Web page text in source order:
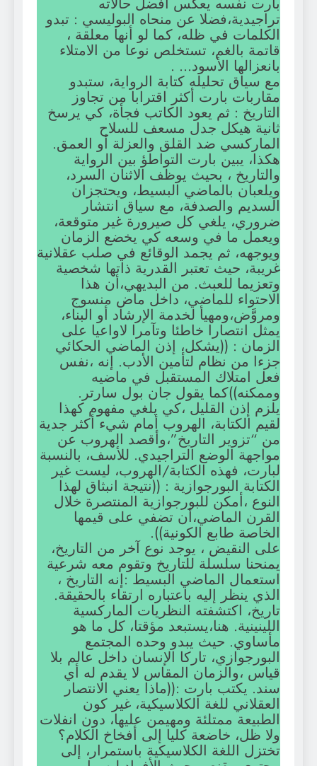
تراجيدية،فضلا عن منحاه البوليسي : تبدو
الكلمات في ظله، كما لو أنها معلقة ،
قاتمة بالغم، تستخلص نوعا من الامتلاء
بانعزالها الأسود… .
مع سياق تحليله كتابة الرواية، ستبدو
مقاربات بارت أكثر اقترابا من تجاوز
التاريخ : ثم يعود الكاتب فجأة، كي يرسخ
ثانية هيكل جدل مسعف للسلاح
الماركسي ضد القلق والعزلة أو العمق.
هكذا، يبين بارت التواطؤ بين الرواية
والتاريخ ، بحيث يوظف الاثنان السرد،
ويلعبان بالماضي البسيط، ويحتجزان
السديم والصدفة، مع سياق انتشار
ضروري، يلغي كل صيرورة غير متوقعة،
ويعمل ما في وسعه كي يخضع الزمان
ويوجهه، ثم يجمد الوقائع في صلب عقلانية
غريبة، حيث تعتبر القدرية ذاتها شخصية
وتعزيما للعبث. من البديهي،أن هذا
الاحتواء للماضي، داخل ماض منسوج
ومروَّض،ومهيأ لخدمة الإرشاد أو البناء،
يمثل انتصارا خاطئا وتآمرا لاواعيا على
الزمان : ((يشكل، إذن الماضي الحكائي
جزءا من نظام لتأمين الأدب. إنه ،نفس
فعل امتلاك المستقبل في ماضيه
وممكنه))كما يقول جان بول سارتر.
يلزم إذن القليل ،كي يلغي مفهوم كهذا
لقيم الكتابة، الهروب أمام شيء أكثر جدية
من “تزوير التاريخ”،وأقصد الهروب عن
مواجهة الوضع التراجيدي. للأسف، بالنسبة
لبارت، فهذه الكتابة/الهروب، ليست غير
الكتابة البورجوازية : ((نتيجة انبثاق لهذا
النوع ،أمكن للبورجوازية المنتصرة خلال
القرن الماضي،أن تضفي على قيمها
الخاصة طابع الكونية)).
على النقيض ، يوجد نوع آخر من التاريخ،
يمنحنا سلسلة للتاريخ وتقوم معه شرعية
استعمال الماضي البسيط :إنه التاريخ ،
الذي ينظر إليه باعتباره ارتقاء بالحقيقة.
تاريخ، اكتشفته النظريات الماركسية
اللينينية. هنا،يستبعد مؤقتا، كل ما هو
مأساوي. حيث يبدو وحده المجتمع
البورجوازي، تاركا الإنسان داخل عالم بلا
قياس ،والزمان المقاس لا يقدم له أي
سند. يكتب بارت :((ماذا يعني الانتصار
العقلاني للغة الكلاسيكية، غير كون
الطبيعة ممتلئة ومهيمن عليها، دون انفلات
ولا ظل، خاضعة كليا إلى أفخاخ الكلام؟
تختزل اللغة الكلاسيكية باستمرار، إلى